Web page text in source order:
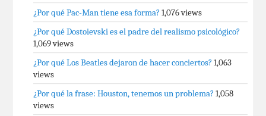
¿Por qué Pac-Man tiene esa forma? 1,076 views
¿Por qué Dostoievski es el padre del realismo psicológico?
1,069 views
¿Por qué Los Beatles dejaron de hacer conciertos? 1,063
views
¿Por qué la frase: Houston, tenemos un problema? 1,058
views